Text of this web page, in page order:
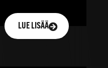
LUE LISÄÄ